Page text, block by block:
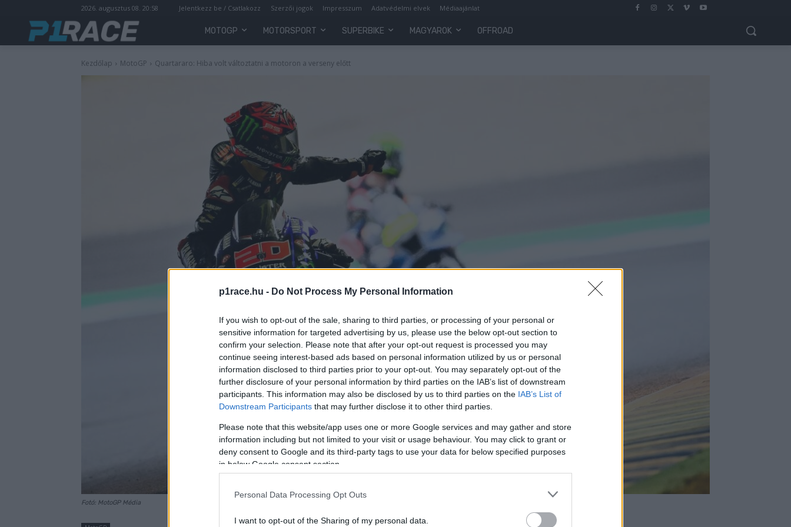
p1race.hu - Do Not Process My Personal Information
If you wish to opt-out of the sale, sharing to third parties, or processing of your personal or
sensitive information for targeted advertising by us, please use the below opt-out section to
confirm your selection. Please note that after your opt-out request is processed you may
continue seeing interest-based ads based on personal information utilized by us or personal
information disclosed to third parties prior to your opt-out. You may separately opt-out of the
further disclosure of your personal information by third parties on the IAB’s list of downstream
participants. This information may also be disclosed by us to third parties on the IAB’s List of
Downstream Participants that may further disclose it to other third parties.
Please note that this website/app uses one or more Google services and may gather and store
information including but not limited to your visit or usage behaviour. You may click to grant or
deny consent to Google and its third-party tags to use your data for below specified purposes
in below Google consent section.
Personal Data Processing Opt Outs
I want to opt-out of the Sharing of my personal data.
2026. augusztus 08. 20:58 Jelentkezz be / Csatlakozz Szerzői jogok Impresszum Adatvédelmi elvek Médiaajánlat
MOTOGP MOTORSPORT SUPERBIKE MAGYAROK OFFROAD
Kezdőlap MotoGP Quartararo: Hiba volt változtatni a motoron a verseny előtt
Fotó: MotoGP Média